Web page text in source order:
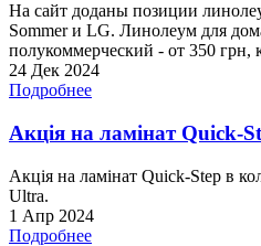
На сайт доданы позиции
Sommer и LG. Линолеум для
полукоммерческий - от 350 грн,
24 Дек 2024
Подробнее
Акція на ламінат Quick-
Акція на ламінат Quick-Step в
Ultra.
1 Апр 2024
Подробнее